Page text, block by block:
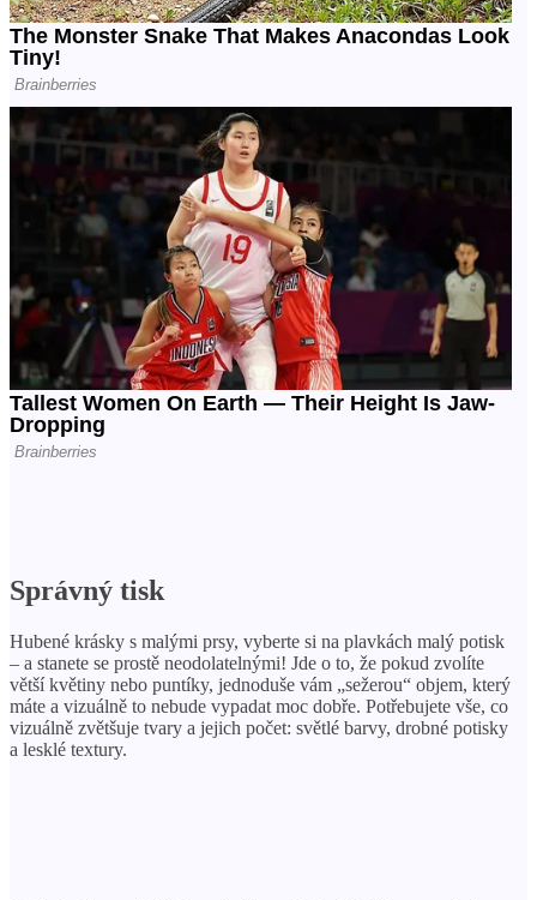
Správný tisk
Hubené krásky s malými prsy, vyberte si na plavkách malý potisk
– a stanete se prostě neodolatelnými! Jde o to, že pokud zvolíte
větší květiny nebo puntíky, jednoduše vám „sežerou“ objem, který
máte a vizuálně to nebude vypadat moc dobře. Potřebujete vše, co
vizuálně zvětšuje tvary a jejich počet: světlé barvy, drobné potisky
a lesklé textury.